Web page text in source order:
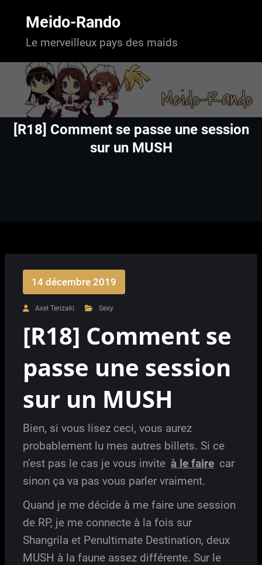
Meido-Rando
Le merveilleux pays des maids
[R18] Comment se passe une session
sur un MUSH
14 décembre 2019
Axel Terizaki Sexy
[R18] Comment se
passe une session
sur un MUSH
Bien, si vous lisez ceci, vous aurez
probablement lu mes autres billets. Si ce
n’est pas le cas je vous invite à le faire car
sinon ça va pas vous parler vraiment.
Quand je me décide à me faire une session
de RP, je me connecte à la fois sur
Shangrila et Penultimate Destination, deux
MUSH à la faune assez différente. Sur le